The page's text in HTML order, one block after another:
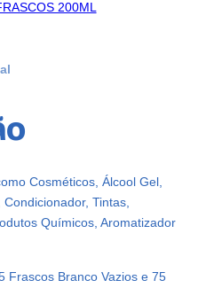
200ML
Cosméticos, Álcool Gel,
Tintas,
Químicos, Aromatizador
Frascos Branco Vazios e 75